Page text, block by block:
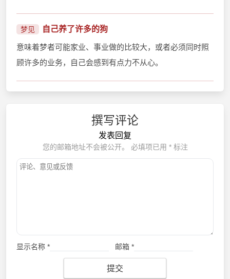
梦见 自己养了许多的狗
意味着梦者可能家业、事业做的比较大，或者必须同时照
顾许多的业务，自己会感到有点力不从心。
撰写评论
发表回复
您的邮箱地址不会被公开。 必填项已用 *标注
显示名称 * 邮箱 *
提交